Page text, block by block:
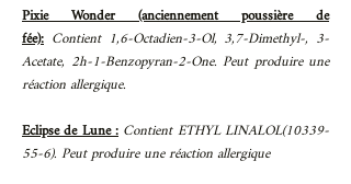
Pixie Wonder (anciennement poussière de
fée): Contient 1,6-Octadien-3-Ol, 3,7-Dimethyl-, 3-
Acetate, 2h-1-Benzopyran-2-One. Peut produire une
réaction allergique.
Eclipse de Lune :Contient ETHYL LINALOL(10339-
55-6). Peut produire une réaction allergique